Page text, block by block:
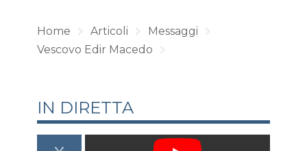
Home Articoli
Messaggi
Vescovo Edir Macedo
IN DIRETTA